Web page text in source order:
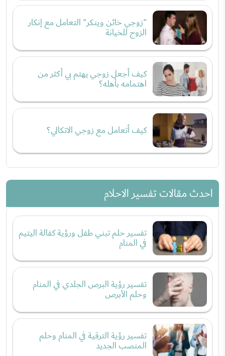
"زوجي خائن وينكر" التعامل مع إنكار
الزوج للخيانة
كيف أجعل زوجي يهتم بي أكثر من
اهتمامه بأهله؟
كيف أتعامل مع زوجي الاتكالي؟
احدث مقالات تفسير الاحلام
تفسير حلم تبني طفل ورؤية كفالة اليتيم
في المنام
تفسير رؤية البرص الجلدي في المنام
وحلم الأبرص
تفسير رؤية الترقية في المنام وحلم
المنصب الجديد